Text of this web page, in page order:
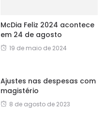
McDia Feliz 2024 acontece
em 24 de agosto
19 de maio de 2024
Ajustes nas despesas com
magistério
8 de agosto de 2023